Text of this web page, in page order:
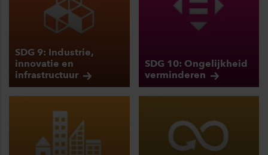
SDG 9: Industrie,
innovatie en
infrastructuur
SDG 10: Ongelijkheid
verminderen